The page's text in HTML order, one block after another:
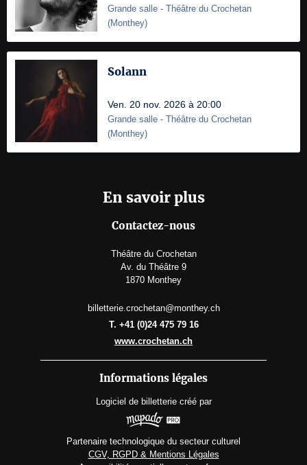
Grande salle - Théâtre du Crochetan
(Monthey)
Solann
Ven. 20 nov. 2026 à 20:00
Grande salle - Théâtre du Crochetan
(Monthey)
En savoir plus
Contactez-nous
Théâtre du Crochetan
Av. du Théâtre 9
1870 Monthey
billetterie.crochetan@monthey.ch
T. +41 (0)24 475 79 16
www.crochetan.ch
Informations légales
Logiciel de billetterie créé par
Partenaire technologique du secteur culturel
CGV, RGPD & Mentions Légales